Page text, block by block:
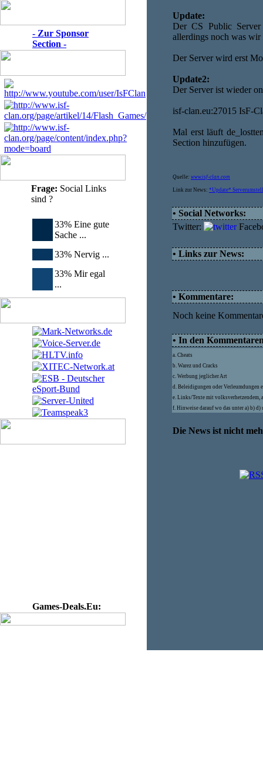
- Zur Sponsor
Section -
Frage: Social Links
sind ?
33% Eine gute
Sache ...
33% Nervig ...
33% Mir egal
...
Games-Deals.Eu:
Update:
Der CS Public
allerdings noch was
Der Server wird erst
Update2:
Der Server ist wieder
isf-clan.eu:27015 IsF-
Mal erst läuft
Section hinzufügen.
Quelle: www.isf-clan.com
Link zur News: *Update*
• Social Networks:
Twitter:
• Links zur News:
• Kommentare:
Noch keine
• In den
a. Cheats
b. Warez und Cracks
c. Werbung jeglicher Art
d. Beleidigungen oder Verleumdungen
e. Links/Texte mit volksverhetzendem,
f. Hinweise darauf wo das unter a) b)
Die News ist nicht